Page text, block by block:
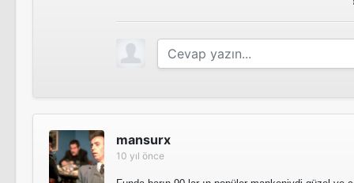
mansurx
10 yıl önce